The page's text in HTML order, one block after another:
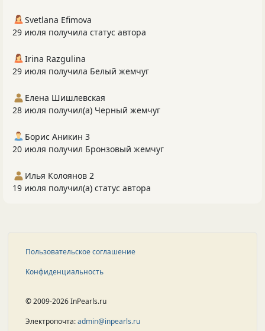
Svetlana Efimova
29 июля получила статус автора
Irina Razgulina
29 июля получила Белый жемчуг
Елена Шишлевская
28 июля получил(а) Черный жемчуг
Борис Аникин 3
20 июля получил Бронзовый жемчуг
Илья Колоянов 2
19 июля получил(а) статус автора
Пользовательское соглашение
Конфиденциальность
© 2009-2026 InPearls.ru
Электропочта:admin@inpearls.ru